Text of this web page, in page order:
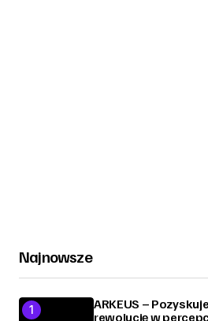
Najnowsze
ARKEUS –
rewolucję w